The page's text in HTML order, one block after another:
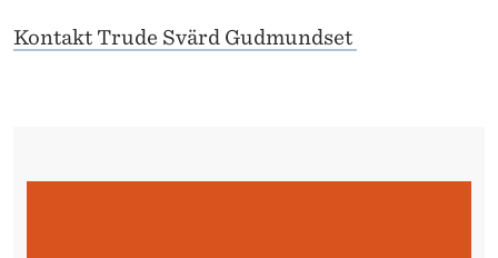
Kontakt Trude Svärd Gudmundset